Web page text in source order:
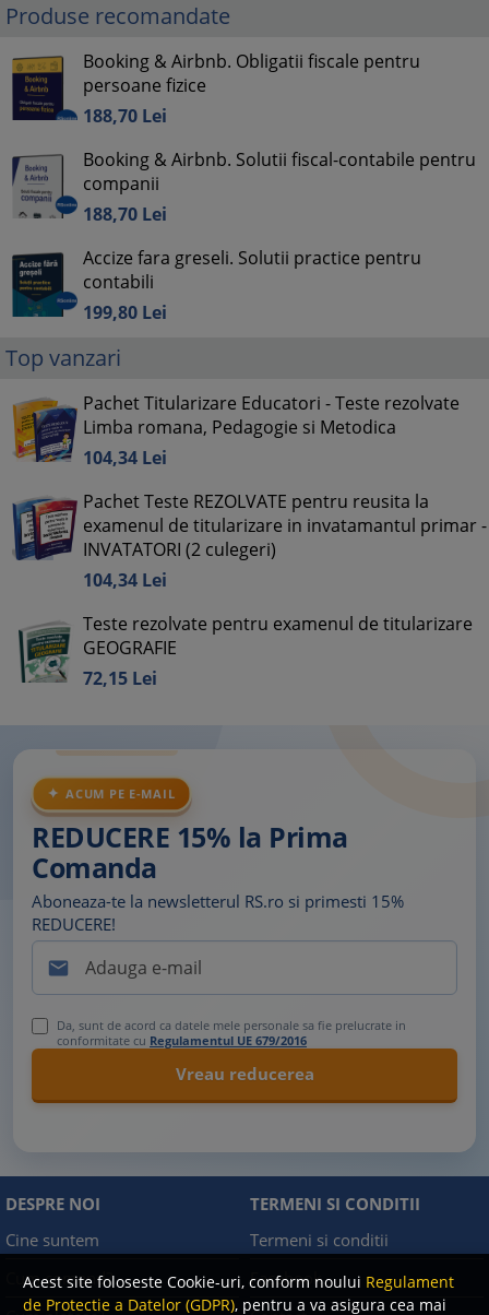
Acest site foloseste Cookie-uri, conform noului Regulament
de Protectie a Datelor (GDPR), pentru a va asigura cea mai
Produse recomandate
Booking & Airbnb. Obligatii fiscale pentru
persoane fizice
188,70 Lei
Booking & Airbnb. Solutii fiscal-contabile pentru
companii
188,70 Lei
Accize fara greseli. Solutii practice pentru
contabili
199,80 Lei
Top vanzari
Pachet Titularizare Educatori - Teste rezolvate
Limba romana, Pedagogie si Metodica
104,34 Lei
Pachet Teste REZOLVATE pentru reusita la
examenul de titularizare in invatamantul primar -
INVATATORI (2 culegeri)
104,34 Lei
Teste rezolvate pentru examenul de titularizare
GEOGRAFIE
72,15 Lei
ACUM PE E-MAIL
REDUCERE 15% la Prima
Comanda
Aboneaza-te la newsletterul RS.ro si primesti 15%
REDUCERE!

Da, sunt de acord ca datele mele personale sa fie prelucrate in
conformitate cu Regulamentul UE 679/2016
DESPRE NOI
Cine suntem
Cum comand?
TERMENI SI CONDITII
Termeni si conditii
Facebook